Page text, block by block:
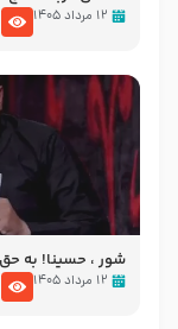
۱۲ مرداد ۱۴۰۵
شور ، حسینا! به‌ حق
محرّم 1405
۱۲ مرداد ۱۴۰۵